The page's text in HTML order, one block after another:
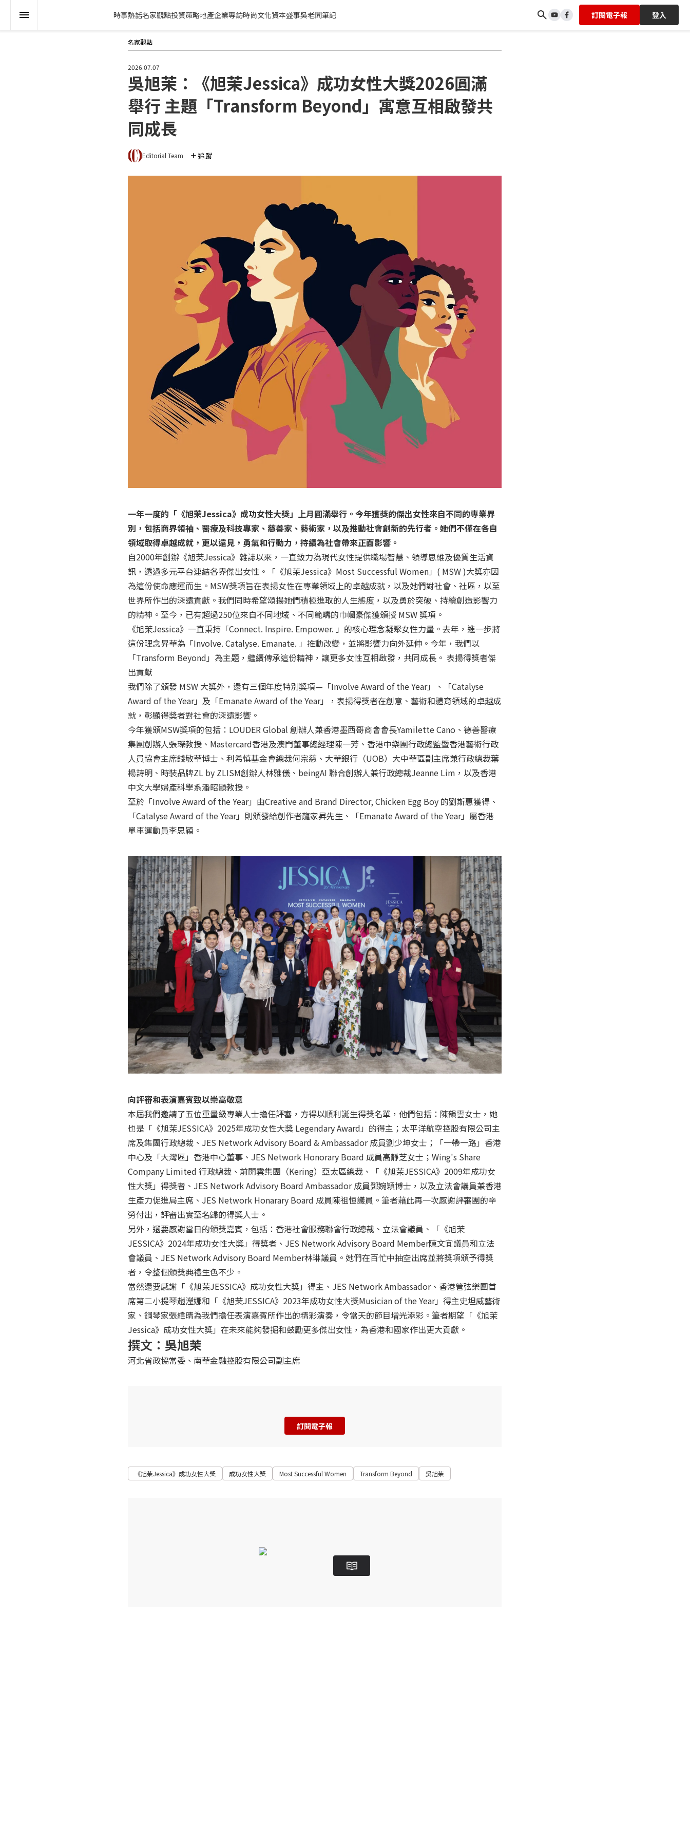
時事熱話名家觀點投資策略地產企業專訪時尚文化資本盛事吳老闆筆記 訂閱電子報 登入
名家觀點
2026.07.07
吳旭茉：《旭茉Jessica》成功女性大獎2026圓滿
舉行 主題「Transform Beyond」寓意互相啟發共
同成長
Editorial Team 追蹤
一年一度的「《旭茉Jessica》成功女性大獎」上月圓滿舉行。今年獲獎的傑出女性來自不同的專業界
別，包括商界領袖、醫療及科技專家、慈善家、藝術家，以及推動社會創新的先行者。她們不僅在各自
領域取得卓越成就，更以遠見，勇氣和行動力，持續為社會帶來正面影響。
自2000年創辦《旭茉Jessica》雜誌以來，一直致力為現代女性提供職場智慧、領導思維及優質生活資
訊，透過多元平台連結各界傑出女性。「《旭茉Jessica》Most Successful Women」( MSW )大獎亦因
為這份使命應運而生。MSW獎項旨在表揚女性在專業領域上的卓越成就，以及她們對社會、社區，以至
世界所作出的深遠貢獻。我們同時希望頌揚她們積極進取的人生態度，以及勇於突破、持續創造影響力
的精神。至今，已有超過250位來自不同地域、不同範疇的巾幗豪傑獲頒授 MSW 獎項。
《旭茉Jessica》一直秉持「Connect. Inspire. Empower. 」的核心理念凝聚女性力量。去年，進一步將
這份理念昇華為「Involve. Catalyse. Emanate. 」推動改變，並將影響力向外延伸。今年，我們以
「Transform Beyond」為主題，繼續傳承這份精神，讓更多女性互相啟發，共同成長。 表揚得獎者傑
出貢獻
我們除了頒發 MSW 大獎外，還有三個年度特別獎項—「Involve Award of the Year」、「Catalyse
Award of the Year」及「Emanate Award of the Year」，表揚得獎者在創意、藝術和體育領域的卓越成
就，彰顯得獎者對社會的深遠影響。
今年獲頒MSW獎項的包括：LOUDER Global 創辦人兼香港墨西哥商會會長Yamilette Cano、德善醫療
集團創辦人張琛教授、Mastercard香港及澳門董事總經理陳一芳、香港中樂團行政總監暨香港藝術行政
人員協會主席錢敏華博士、利希慎基金會總裁何宗慈、大華銀行（UOB）大中華區副主席兼行政總裁葉
楊詩明、時裝品牌ZL by ZLISM創辦人林雅儀、beingAI 聯合創辦人兼行政總裁Jeanne Lim，以及香港
中文大學婦產科學系潘昭頤教授。
至於「Involve Award of the Year」由Creative and Brand Director, Chicken Egg Boy 的劉斯惠獲得、
「Catalyse Award of the Year」則頒發給創作者龍家昇先生、「Emanate Award of the Year」屬香港
單車運動員李思穎。
向評審和表演嘉賓致以崇高敬意
本屆我們邀請了五位重量級專業人士擔任評審，方得以順利誕生得獎名單，他們包括：陳韻雲女士，她
也是「《旭茉JESSICA》2025年成功女性大獎 Legendary Award」的得主；太平洋航空控股有限公司主
席及集團行政總裁、JES Network Advisory Board & Ambassador 成員劉少坤女士；「一帶一路」香港
中心及「大灣區」香港中心董事、JES Network Honorary Board 成員高靜芝女士；Wing's Share
Company Limited 行政總裁、前開雲集團（Kering）亞太區總裁、「《旭茉JESSICA》2009年成功女
性大獎」得獎者、JES Network Advisory Board Ambassador 成員鄧婉穎博士，以及立法會議員兼香港
生產力促進局主席、JES Network Honarary Board 成員陳祖恒議員。筆者藉此再一次感謝評審團的辛
勞付出，評審出實至名歸的得獎人士。
另外，還要感謝當日的頒獎嘉賓，包括：香港社會服務聯會行政總裁、立法會議員、「《旭茉
JESSICA》2024年成功女性大獎」得獎者、JES Network Advisory Board Member陳文宜議員和立法
會議員、JES Network Advisory Board Member林琳議員。她們在百忙中抽空出席並將獎項頒予得獎
者，令整個頒獎典禮生色不少。
當然還要感謝「《旭茉JESSICA》成功女性大獎」得主、JES Network Ambassador、香港管弦樂團首
席第二小提琴趙瀅娜和「《旭茉JESSICA》2023年成功女性大獎Musician of the Year」得主史坦威藝術
家、鋼琴家張緯晴為我們擔任表演嘉賓所作出的精彩演奏，令當天的節目增光添彩。筆者期望「《旭茉
Jessica》成功女性大獎」在未來能夠發掘和鼓勵更多傑出女性，為香港和國家作出更大貢獻。
撰文：吳旭茉
河北省政協常委、南華金融控股有限公司副主席
訂閱電子報
《旭茉Jessica》成功女性大獎 成功女性大獎 Most Successful Women Transform Beyond 吳旭茉